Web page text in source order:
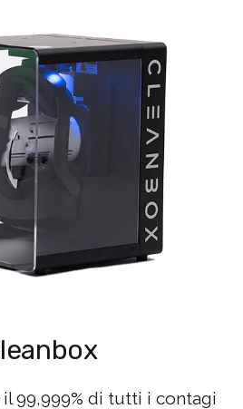
99,999% di tutti i contagi